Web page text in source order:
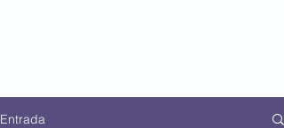
Entrada